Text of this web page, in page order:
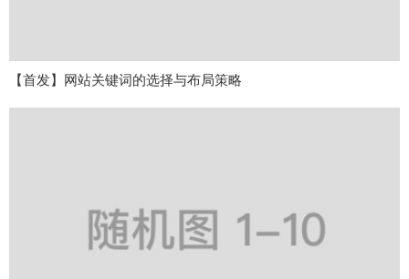
【首发】网站关键词的选择与布局策略